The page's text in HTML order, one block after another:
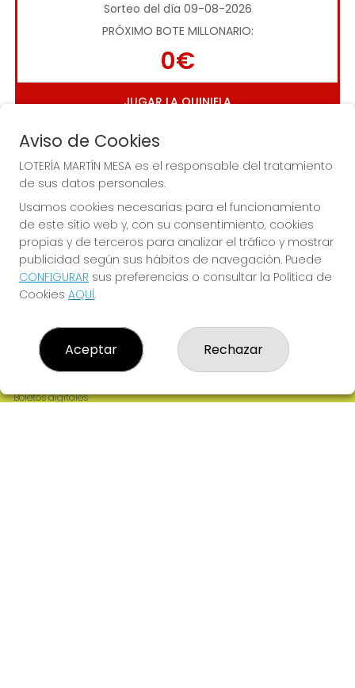
Sorteo del día 09-08-2026
PRÓXIMO BOTE MILLONARIO:
0€
JUGAR LA QUINIELA
Imagen anterior
LOTERÍA MARTÍN MESA
Resultados
Contacto
Empresas
Boletos digitales
Aviso de Cookies
LOTERÍA MARTÍN MESA es el responsable del tratamiento
de sus datos personales.
Usamos cookies necesarias para el funcionamiento
de este sitio web y, con su consentimiento, cookies
propias y de terceros para analizar el tráfico y mostrar
publicidad según sus hábitos de navegación. Puede
CONFIGURAR sus preferencias o consultar la Política de
Cookies AQUÍ.
Aceptar Rechazar